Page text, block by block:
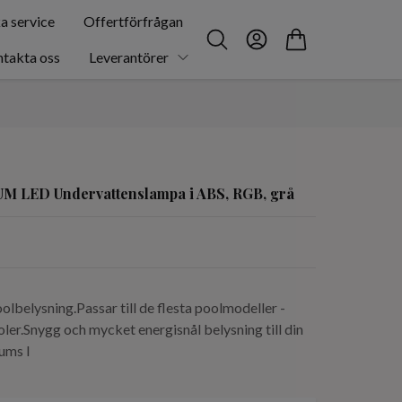
service Offertförfrågan
oss Leverantörer
LED Undervattenslampa i ABS, RGB, grå
till de flesta poolmodeller -
och mycket energisnål belysning till din
l